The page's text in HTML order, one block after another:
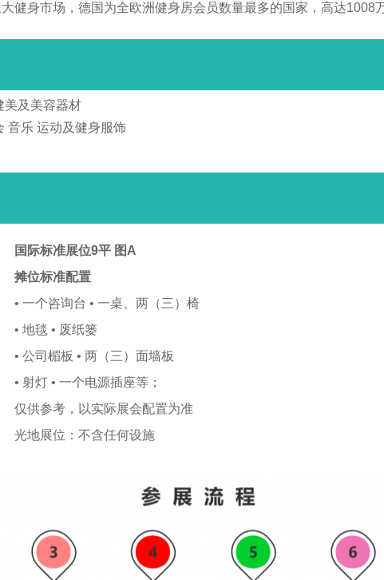
健身市场，德国为全欧洲健身房会员数量最多的国家，高达1008
美及美容器材
音乐 运动及健身服饰
国际标准展位9平 图A
摊位标准配置
• 一个咨询台 • 一桌、两（三）椅
• 地毯 • 废纸篓
• 公司楣板 • 两（三）面墙板
• 射灯 • 一个电源插座等；
仅供参考，以实际展会配置为准
光地展位：不含任何设施